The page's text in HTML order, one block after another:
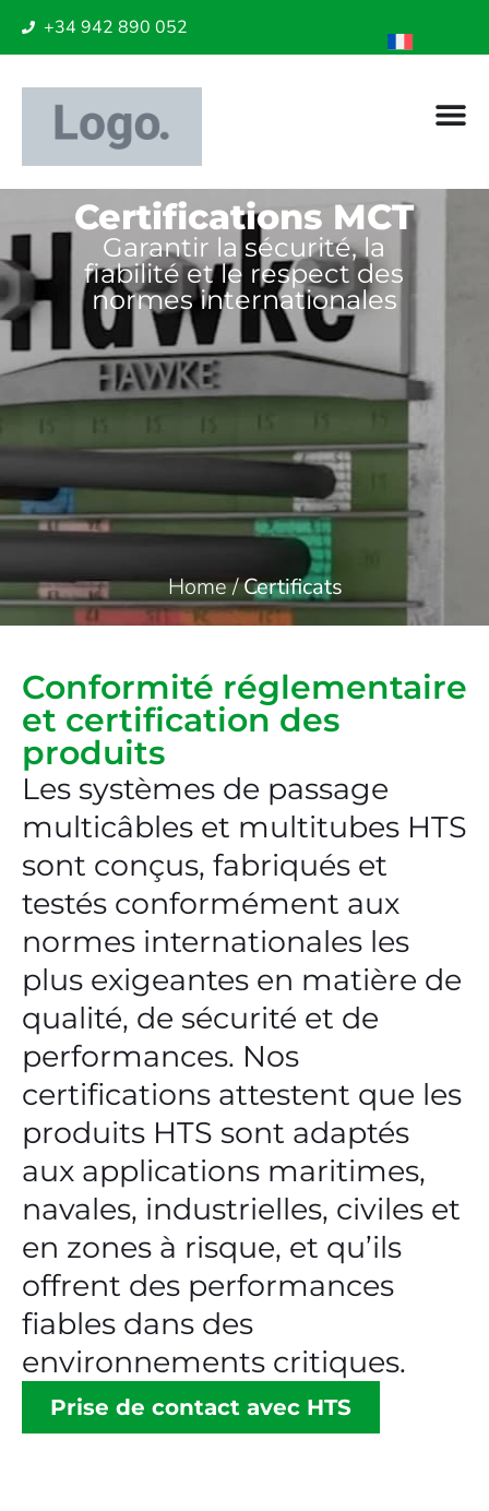
+34 942 890 052
Certifications MCT
Garantir la sécurité, la
fiabilité et le respect des
normes internationales
Home/Certificats
Conformité réglementaire
et certification des
produits
Les systèmes de passage
multicâbles et multitubes HTS
sont conçus, fabriqués et
testés conformément aux
normes internationales les
plus exigeantes en matière de
qualité, de sécurité et de
performances. Nos
certifications attestent que les
produits HTS sont adaptés
aux applications maritimes,
navales, industrielles, civiles et
en zones à risque, et qu’ils
offrent des performances
fiables dans des
environnements critiques.
Prise de contact avec HTS